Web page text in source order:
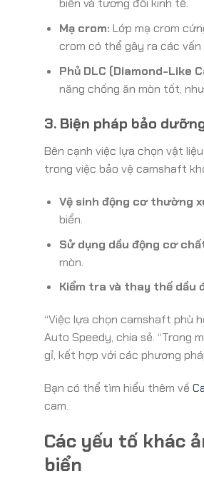
biến và tương đối kinh tế.
Mạ crom: Lớp mạ crom
crom có thể gây ra các
Phủ DLC (Diamond-Like
năng chống ăn mòn tốt,
3. Biện pháp bảo
Bên cạnh việc lựa chọn vật
trong việc bảo vệ camshaft
Vệ sinh động cơ thường
biển.
Sử dụng dầu động cơ
mòn.
Kiểm tra và thay thế dầu
“Việc lựa chọn camshaft phù
Auto Speedy, chia sẻ.
gỉ, kết hợp với các phương
Bạn có thể tìm hiểu thêm về
cam.
Các yếu tố khác
biển